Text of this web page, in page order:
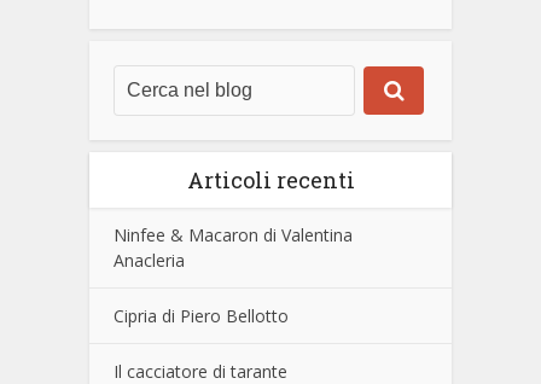
Articoli recenti
Ninfee & Macaron di Valentina
Anacleria
Cipria di Piero Bellotto
Il cacciatore di tarante